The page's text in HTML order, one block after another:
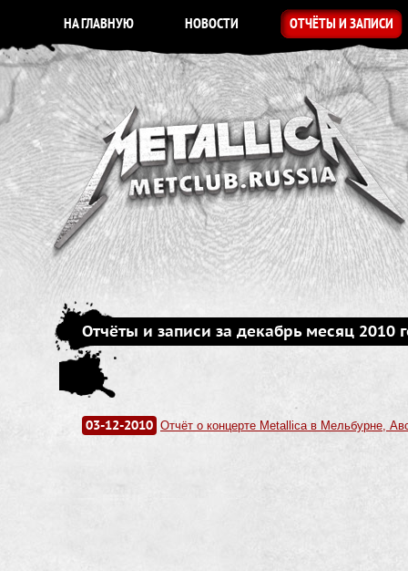
НА ГЛАВНУЮ НОВОСТИ ОТЧЁТЫ И ЗАПИСИ
Отчёты и записи за декабрь месяц 2010
03-12-2010 Отчёт о концерте Metallica в Мельбурне,